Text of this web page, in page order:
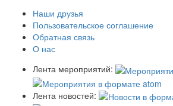
Наши друзья
Пользовательское соглашение
Обратная связь
О нас
Лента мероприятий:
Лента новостей: